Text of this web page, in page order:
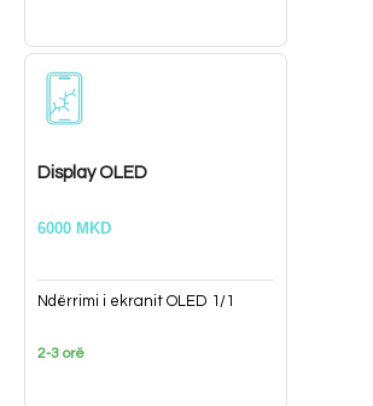
Display OLED
6000 MKD
Ndërrimi i ekranit OLED 1/1
2-3 orë